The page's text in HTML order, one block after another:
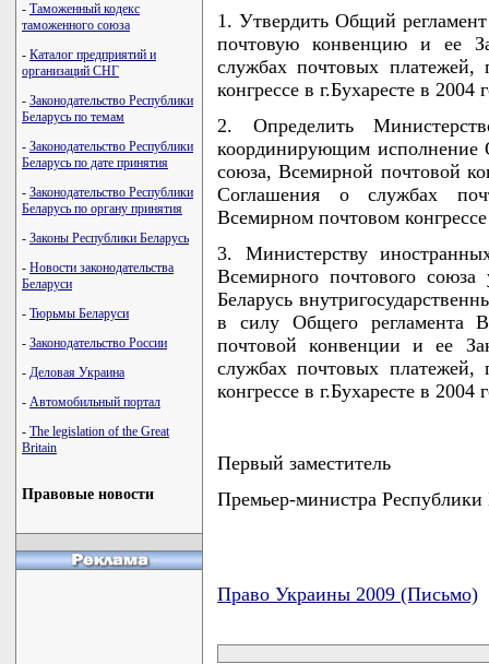
- Таможенный кодекс
таможенного союза
- Каталог предприятий и
организаций СНГ
- Законодательство Республики
Беларусь по темам
- Законодательство Республики
Беларусь по дате принятия
- Законодательство Республики
Беларусь по органу принятия
- Законы Республики Беларусь
- Новости законодательства
Беларуси
- Тюрьмы Беларуси
- Законодательство России
- Деловая Украина
- Автомобильный портал
- The legislation of the Great
Britain
Правовые новости
1. Утвердить Общий
почтовую конвенцию и ее
службах почтовых
конгрессе в г.Бухаресте в 2004
2. Определить
координирующим исполнение
союза, Всемирной почтовой
Соглашения о службах
Всемирном почтовом конгрессе
3. Министерству
Всемирного почтового
Беларусь
в силу Общего регламента
почтовой конвенции и ее
службах почтовых
конгрессе в г.Бухаресте в 2004
Первый заместитель
Премьер-министра
Право Украины 2009 (Письмо)